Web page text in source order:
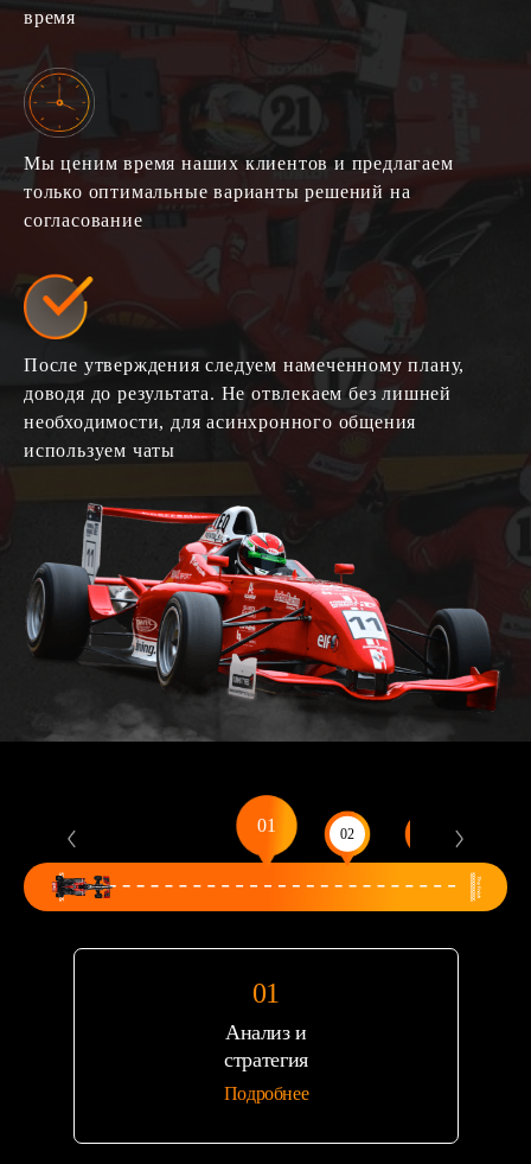
время
Мы ценим время наших клиентов и предлагаем
только оптимальные варианты решений на
согласование
После утверждения следуем намеченному плану,
доводя до результата. Не отвлекаем без лишней
необходимости, для асинхронного общения
используем чаты
Анализ и
стратегия
Подробнее